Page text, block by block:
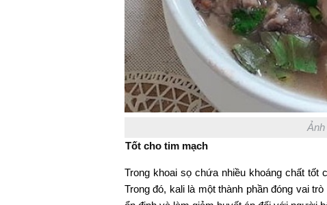
Ảnh
Tốt cho tim mạch
Trong khoai sọ chứa nhiều khoáng chất
Trong đó, kali là một thành phần đóng vai